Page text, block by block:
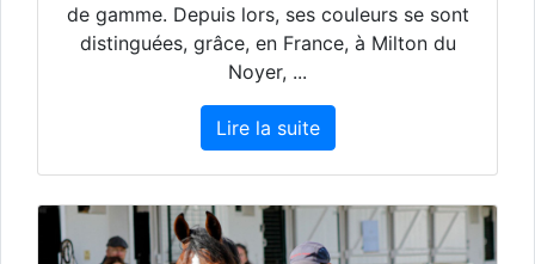
de gamme. Depuis lors, ses couleurs se sont
distinguées, grâce, en France, à Milton du
Noyer, ...
Lire la suite